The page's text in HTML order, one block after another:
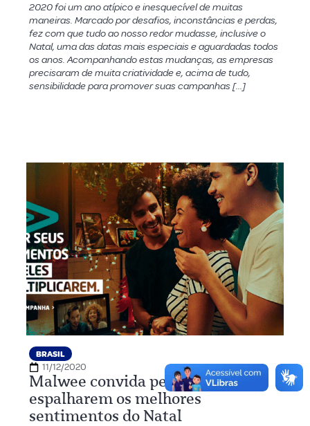
2020 foi um ano atípico e inesquecível de muitas
maneiras. Marcado por desafios, inconstâncias e perdas,
fez com que tudo ao nosso redor mudasse, inclusive o
Natal, uma das datas mais especiais e aguardadas todos
os anos. Acompanhando estas mudanças, as empresas
precisaram de muita criatividade e, acima de tudo,
sensibilidade para promover suas campanhas […]
BRASIL
11/12/2020
Malwee convida pessoas a
espalharem os melhores
sentimentos do Natal